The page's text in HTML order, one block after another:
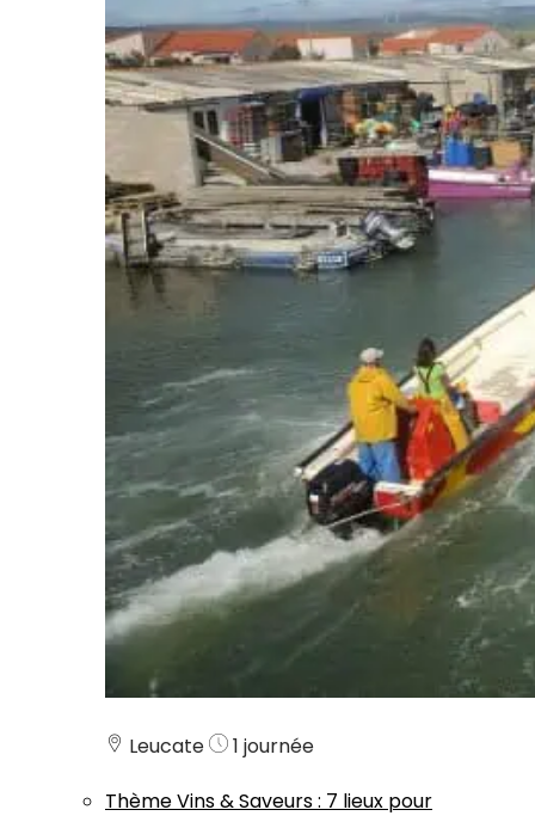
Leucate
1 journée
ThèmeVins & Saveurs: 7 lieux pour